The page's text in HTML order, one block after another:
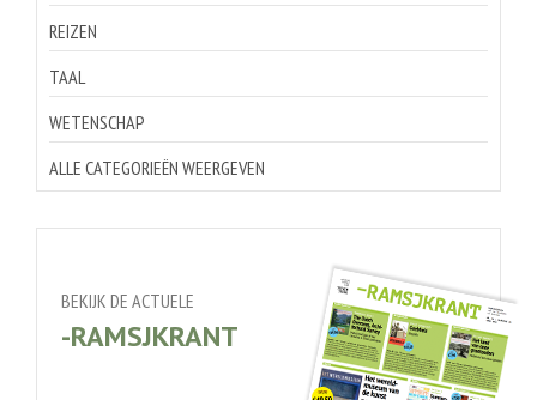
REIZEN
TAAL
WETENSCHAP
ALLE CATEGORIEËN WEERGEVEN
BEKIJK DE ACTUELE
-RAMSJKRANT